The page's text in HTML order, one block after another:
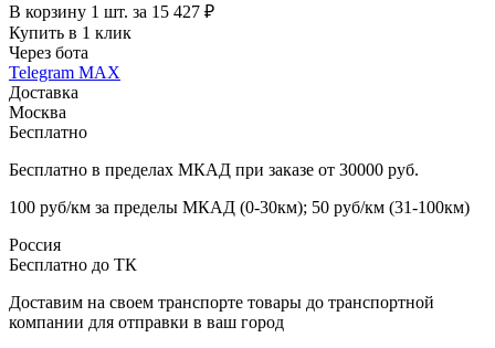
В корзину 1 шт. за 15 427 ₽
Купить в 1 клик
Через бота
Telegram MAX
Доставка
Москва
Бесплатно
Бесплатно в пределах МКАД при заказе от 30000 руб.
100 руб/км за пределы МКАД (0-30км); 50 руб/км (31-100км)
Россия
Бесплатно до ТК
Доставим на своем транспорте товары до транспортной
компании для отправки в ваш город